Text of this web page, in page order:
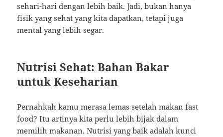
sehari-hari dengan lebih baik. Jadi, bukan hanya
fisik yang sehat yang kita dapatkan, tetapi juga
mental yang lebih segar.
Nutrisi Sehat: Bahan Bakar
untuk Keseharian
Pernahkah kamu merasa lemas setelah makan fast
food? Itu artinya kita perlu lebih bijak dalam
memilih makanan. Nutrisi yang baik adalah kunci